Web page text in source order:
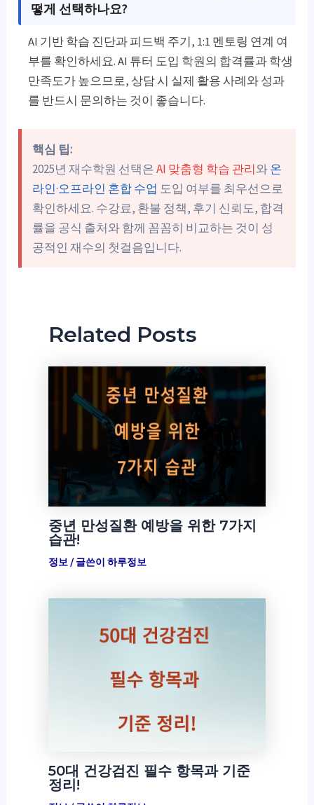
떻게 선택하나요?
AI 기반 학습 진단과 피드백 주기, 1:1 멘토링 연계 여
부를 확인하세요. AI 튜터 도입 학원의 합격률과 학생
만족도가 높으므로, 상담 시 실제 활용 사례와 성과
를 반드시 문의하는 것이 좋습니다.
핵심 팁:
2025년 재수학원 선택은AI 맞춤형 학습 관리와온
라인·오프라인 혼합 수업 도입 여부를 최우선으로
확인하세요. 수강료, 환불 정책, 후기 신뢰도, 합격
률을 공식 출처와 함께 꼼꼼히 비교하는 것이 성
공적인 재수의 첫걸음입니다.
Related Posts
중년 만성질환 예방을 위한 7가지
습관!
정보/ 글쓴이 하루정보
50대 건강검진 필수 항목과 기준
정리!